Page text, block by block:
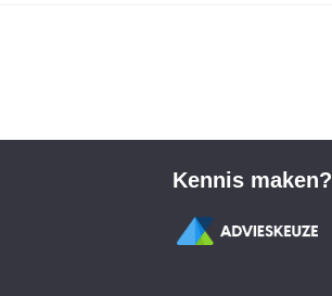
Kennis maken?